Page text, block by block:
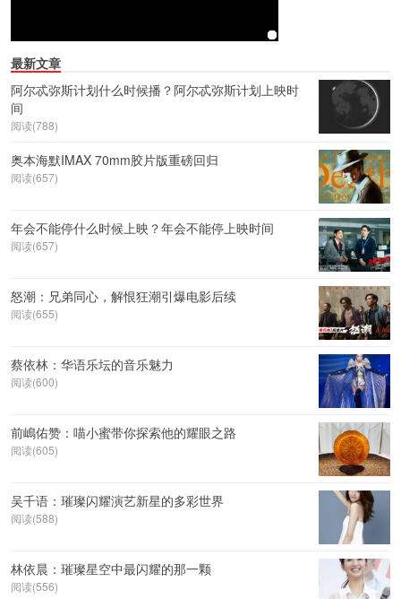
最新文章
阿尔忒弥斯计划什么时候播？阿尔忒弥斯计划上映时
间
阅读(788)
奥本海默IMAX 70mm胶片版重磅回归
阅读(657)
年会不能停什么时候上映？年会不能停上映时间
阅读(657)
怒潮：兄弟同心，解恨狂潮引爆电影后续
阅读(655)
蔡依林：华语乐坛的音乐魅力
阅读(600)
前嶋佑赞：喵小蜜带你探索他的耀眼之路
阅读(605)
吴千语：璀璨闪耀演艺新星的多彩世界
阅读(588)
林依晨：璀璨星空中最闪耀的那一颗
阅读(556)